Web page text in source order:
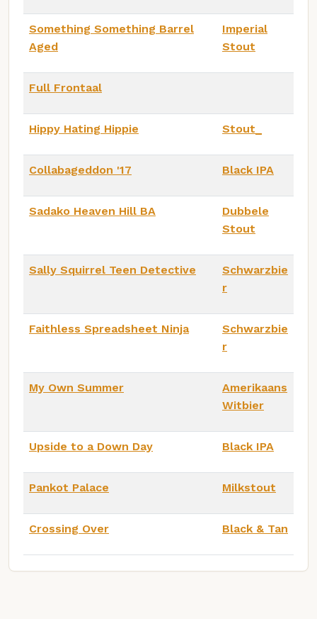
Something Something Barrel
Aged
Imperial
Stout
Full Frontaal
Hippy Hating Hippie Stout_
Collabageddon '17 Black IPA
Sadako Heaven Hill BA
Dubbele
Stout
Sally Squirrel Teen Detective
Schwarzbie
r
Faithless Spreadsheet Ninja
Schwarzbie
r
My Own Summer
Amerikaans
Witbier
Upside to a Down Day Black IPA
Pankot Palace Milkstout
Crossing Over Black & Tan